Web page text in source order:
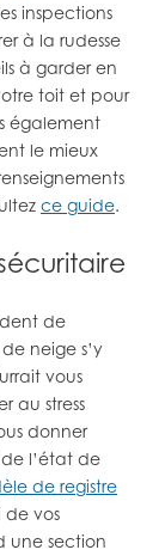
inspections
à la rudesse
à garder en
toit et pour
également
le mieux
ce guide.
de
neige s’y
vous
au stress
donner
l’état de
de registre
de vos
une section